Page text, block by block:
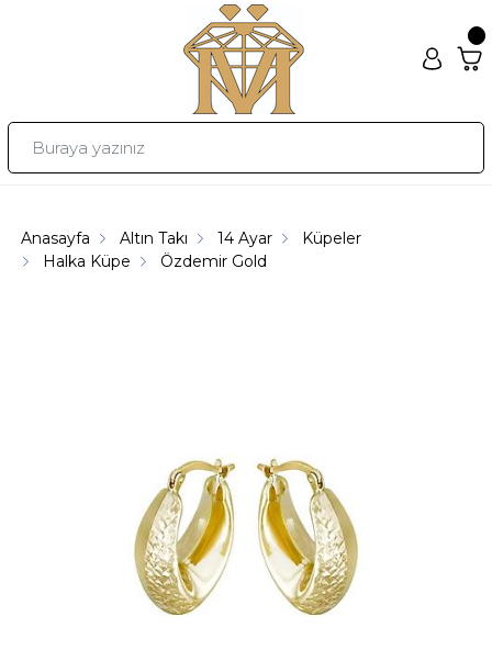
Anasayfa Altın Takı 14 Ayar
Küpeler
Halka Küpe
Özdemir Gold